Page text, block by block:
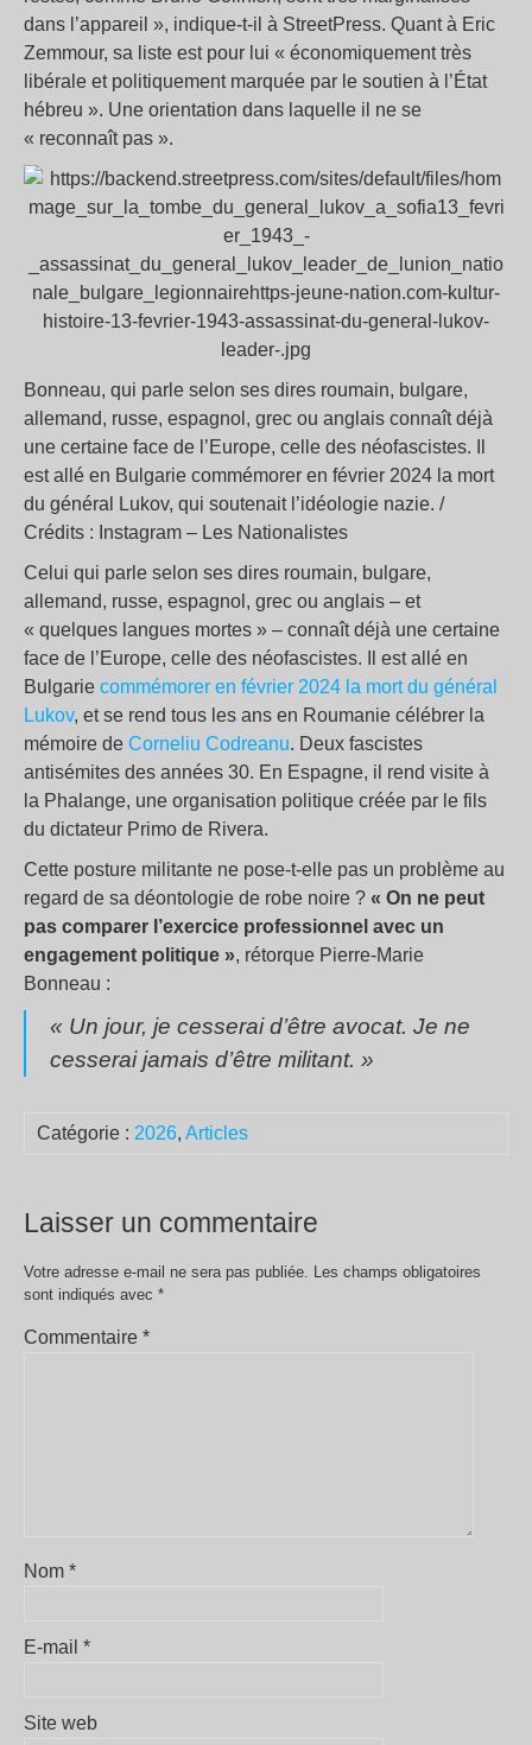
dans l’appareil », indique-t-il à StreetPress. Quant à Eric
Zemmour, sa liste est pour lui « économiquement très
libérale et politiquement marquée par le soutien à l’État
hébreu ». Une orientation dans laquelle il ne se
« reconnaît pas ».
Bonneau, qui parle selon ses dires roumain, bulgare,
allemand, russe, espagnol, grec ou anglais connaît déjà
une certaine face de l’Europe, celle des néofascistes. Il
est allé en Bulgarie commémorer en février 2024 la mort
du général Lukov, qui soutenait l’idéologie nazie. /
Crédits : Instagram – Les Nationalistes
Celui qui parle selon ses dires roumain, bulgare,
allemand, russe, espagnol, grec ou anglais – et
« quelques langues mortes » – connaît déjà une certaine
face de l’Europe, celle des néofascistes. Il est allé en
Bulgarie commémorer en février 2024 la mort du général
Lukov, et se rend tous les ans en Roumanie célébrer la
mémoire de Corneliu Codreanu. Deux fascistes
antisémites des années 30. En Espagne, il rend visite à
la Phalange, une organisation politique créée par le fils
du dictateur Primo de Rivera.
Cette posture militante ne pose-t-elle pas un problème au
regard de sa déontologie de robe noire ? « On ne peut
pas comparer l’exercice professionnel avec un
engagement politique », rétorque Pierre-Marie
Bonneau :
« Un jour, je cesserai d’être avocat. Je ne
cesserai jamais d’être militant. »
Catégorie : 2026, Articles
Laisser un commentaire
Votre adresse e-mail ne sera pas publiée.
Les champs obligatoires
sont indiqués avec *
Commentaire *
Nom *
E-mail *
Site web